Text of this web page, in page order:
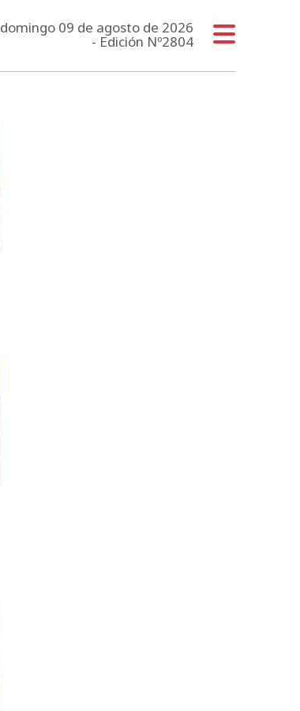
domingo 09 de agosto de 2026
- Edición Nº2804